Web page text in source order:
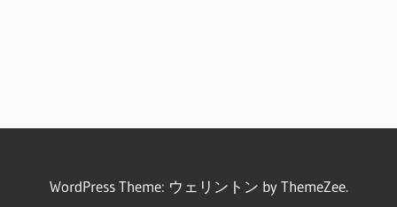
WordPress Theme: ウェリントン by ThemeZee.